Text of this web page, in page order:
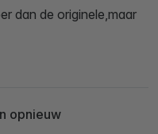
dan de originele,maar
opnieuw